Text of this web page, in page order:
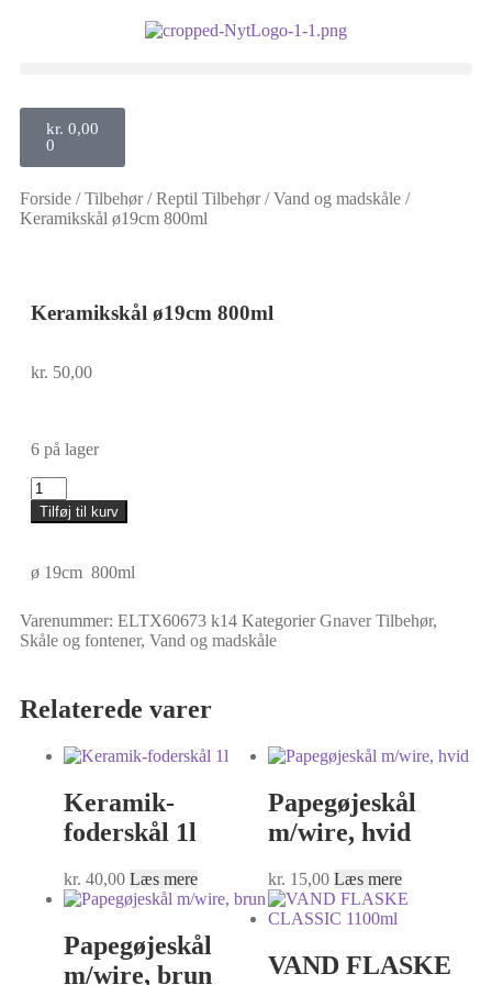
kr. 0,00
0
Forside /Tilbehør/Reptil Tilbehør/Vand og madskåle /
Keramikskål ø19cm 800ml
Keramikskål ø19cm 800ml
kr. 50,00
6 på lager
Tilføj til kurv
ø 19cm 800ml
Varenummer: ELTX60673 k14 Kategorier Gnaver Tilbehør,
Skåle og fontener, Vand og madskåle
Relaterede varer
Keramik-
foderskål 1l
kr. 40,00 Læs mere
Papegøjeskål
m/wire, hvid
kr. 15,00 Læs mere
Papegøjeskål
m/wire, brun
VAND FLASKE